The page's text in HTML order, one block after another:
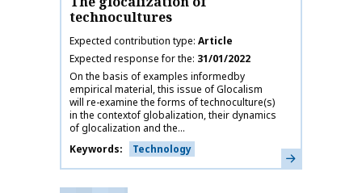
technocultures
Expected contribution type Article
Expected response for the 31/01/2022
On the basis of examples informedby
empirical material, this issue of Glocalism
will re-examine the forms of technoculture(s)
in the contextof globalization, their dynamics
of glocalization and the...
Keywords
Technology Learn more